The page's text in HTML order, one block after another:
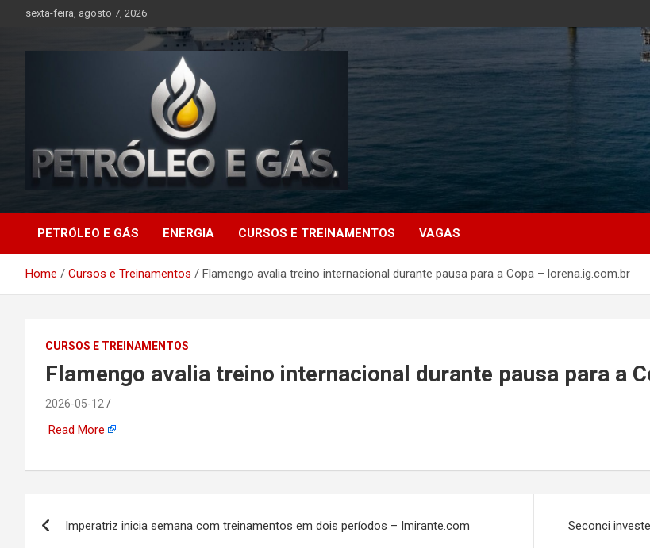
sexta-feira, agosto 7, 2026
Petróleo e Gás |
Últimas notícias
relacionadas a
petróleo, gás, vagas de
emprego, energia, setor
offshore, economia,
indústria naval, etc
PETRÓLEO E GÁS ENERGIA CURSOS E TREINAMENTOS VAGAS
Home Cursos e Treinamentos Flamengo avalia treino internacional durante pausa para a Copa – lorena.ig.com.br
CURSOS E TREINAMENTOS
Flamengo avalia treino internacional durante pausa para a
2026-05-12
Read More
de
Imperatriz inicia semana com treinamentos em dois períodos – Imirante.com
Seconci